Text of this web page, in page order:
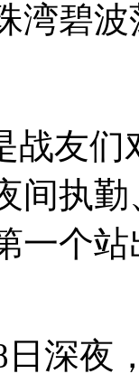
湾碧波
友们
间执
一个
深夜